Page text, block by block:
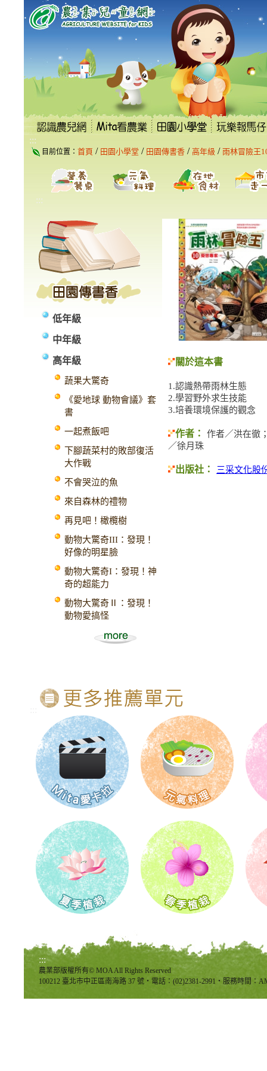
到
容
:::
目前位置： 首頁 / 田園小學堂 / 田園傳書香 / 高年級 / 雨林冒險王
:::
低年級
中年級
高年級
蔬果大驚奇
《愛地球 動物會議》套
書
一起煮飯吧
下腳蔬菜村的敗部復活
大作戰
不會哭泣的魚
來自森林的禮物
再見吧！橄欖樹
動物大驚奇III：發現！
好像的明星臉
動物大驚奇I：發現！神
奇的超能力
動物大驚奇Ⅱ：發現！
動物愛搞怪
關於這本書
1.認識熱帶雨林生態
2.學習野外求生技能
3.培養環境保護的觀念
作者：
作者／洪在徹
／徐月珠
出版社： 三采文化股
:::
農業部版權所有© MOA All Rights Reserved
100212 臺北市中正區南海路 37 號‧電話：(02)2381-2991‧服務時間：